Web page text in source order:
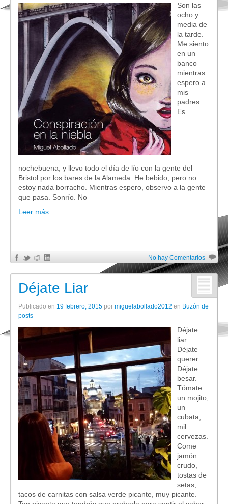
Son las
ocho y
media de
la tarde.
Me siento
en un
banco
mientras
espero a
mis
padres.
Es
nochebuena, y llevo todo el día de lío con la gente del
Bristol por los bares de la Alameda. He bebido, pero no
estoy nada borracho. Mientras espero, observo a la gente
que pasa. Sonrío. No
Leer más…
No hay Comentarios
Déjate Liar
Publicado en 19 febrero, 2015 por miguelabollado2012 en Buzón de
posts
Déjate
liar.
Déjate
querer.
Déjate
besar.
Tómate
un mojito,
un
cubata,
mil
cervezas.
Come
jamón
crudo,
tostas de
setas,
tacos de carnitas con salsa verde picante, muy picante.